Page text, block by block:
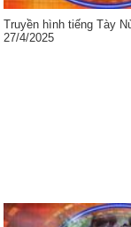
Truyền hình tiếng Tày
27/4/2025